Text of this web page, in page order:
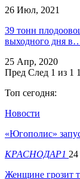
26 Июл, 2021
39 тонн
выходного дня
25 Апр, 2020
Пред След 1 из 1
Топ сегодня:
Новости
«Югополис»
КРАСНОДАР1
Женщине грозит